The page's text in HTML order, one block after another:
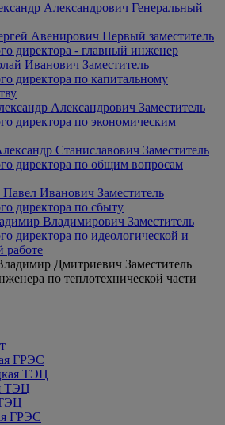
Александрович Генеральный
Авенирович Первый заместитель
директора - главный инженер
Иванович Заместитель
директора по капитальному
Александрович Заместитель
директора по экономическим
Станиславович Заместитель
директора по общим вопросам
Павел Иванович Заместитель
директора по сбыту
Владимирович Заместитель
директора по идеологической и
работе
Дмитриевич Заместитель
по теплотехнической части
ГРЭС
ТЭЦ
ТЭЦ
ГРЭС